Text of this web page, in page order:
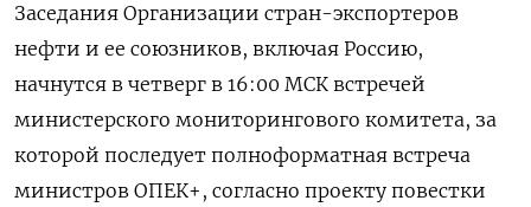
Заседания Организации стран-экспортеров
нефти и ее союзников, включая Россию,
начнутся в четверг в 16:00 МСК встречей
министерского мониторингового комитета, за
которой последует полноформатная встреча
министров ОПЕК+, согласно проекту повестки